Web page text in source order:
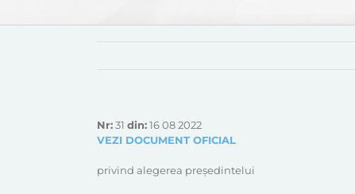
Nr:31 din:16 08 2022
VEZI DOCUMENT OFICIAL
privind alegerea președintelui